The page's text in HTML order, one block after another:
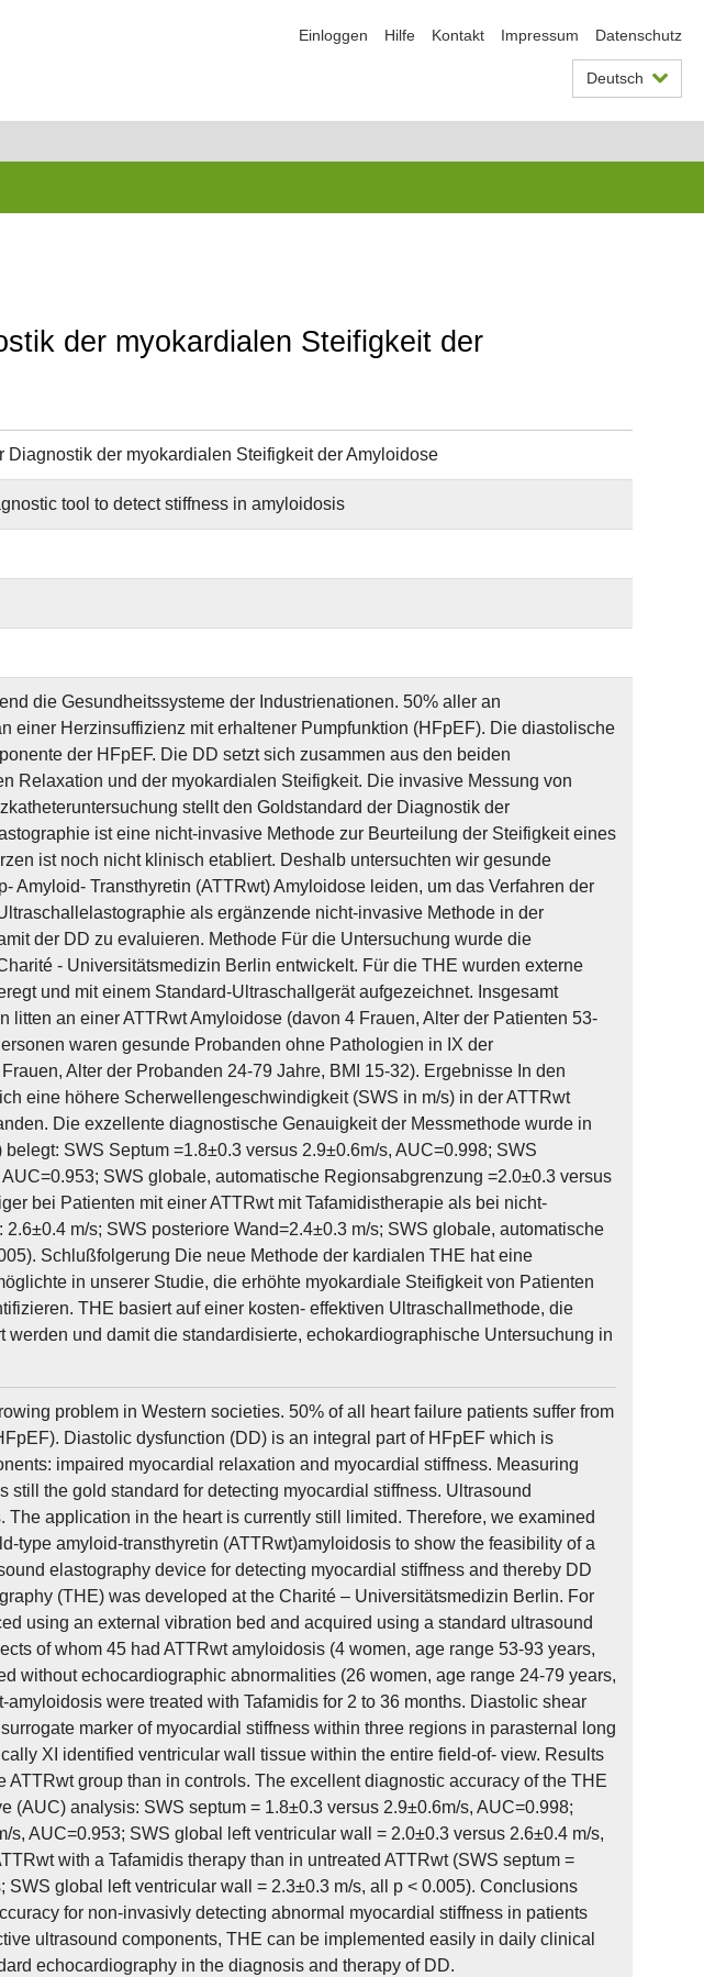
Einloggen Hilfe Kontakt Impressum Datenschutz
Deutsch
der myokardialen Steifigkeit der
der myokardialen Steifigkeit der Amyloidose
tool to detect stiffness in amyloidosis
die Gesundheitssysteme der Industrienationen. 50% aller an
einer Herzinsuffizienz mit erhaltener Pumpfunktion (HFpEF). Die diastolische
der HFpEF. Die DD setzt sich zusammen aus den beiden
Relaxation und der myokardialen Steifigkeit. Die invasive Messung von
stellt den Goldstandard der Diagnostik der
ist eine nicht-invasive Methode zur Beurteilung der Steifigkeit eines
ist noch nicht klinisch etabliert. Deshalb untersuchten wir gesunde
Amyloid- Transthyretin (ATTRwt) Amyloidose leiden, um das Verfahren der
als ergänzende nicht-invasive Methode in der
der DD zu evaluieren. Methode Für die Untersuchung wurde die
- Universitätsmedizin Berlin entwickelt. Für die THE wurden externe
und mit einem Standard-Ultraschallgerät aufgezeichnet. Insgesamt
litten an einer ATTRwt Amyloidose (davon 4 Frauen, Alter der Patienten 53-
waren gesunde Probanden ohne Pathologien in IX der
Alter der Probanden 24-79 Jahre, BMI 15-32). Ergebnisse In den
eine höhere Scherwellengeschwindigkeit (SWS in m/s) in der ATTRwt
Die exzellente diagnostische Genauigkeit der Messmethode wurde in
SWS Septum =1.8±0.3 versus 2.9±0.6m/s, AUC=0.998; SWS
SWS globale, automatische Regionsabgrenzung =2.0±0.3 versus
bei Patienten mit einer ATTRwt mit Tafamidistherapie als bei nicht-
m/s; SWS posteriore Wand=2.4±0.3 m/s; SWS globale, automatische
Schlußfolgerung Die neue Methode der kardialen THE hat eine
in unserer Studie, die erhöhte myokardiale Steifigkeit von Patienten
THE basiert auf einer kosten- effektiven Ultraschallmethode, die
und damit die standardisierte, echokardiographische Untersuchung in
problem in Western societies. 50% of all heart failure patients suffer from
Diastolic dysfunction (DD) is an integral part of HFpEF which is
impaired myocardial relaxation and myocardial stiffness. Measuring
still the gold standard for detecting myocardial stiffness. Ultrasound
application in the heart is currently still limited. Therefore, we examined
type amyloid-transthyretin (ATTRwt)amyloidosis to show the feasibility of a
elastography device for detecting myocardial stiffness and thereby DD
(THE) was developed at the Charité – Universitätsmedizin Berlin. For
using an external vibration bed and acquired using a standard ultrasound
of whom 45 had ATTRwt amyloidosis (4 women, age range 53-93 years,
without echocardiographic abnormalities (26 women, age range 24-79 years,
were treated with Tafamidis for 2 to 36 months. Diastolic shear
marker of myocardial stiffness within three regions in parasternal long
XI identified ventricular wall tissue within the entire field-of- view. Results
ATTRwt group than in controls. The excellent diagnostic accuracy of the THE
(AUC) analysis: SWS septum = 1.8±0.3 versus 2.9±0.6m/s, AUC=0.998;
s, AUC=0.953; SWS global left ventricular wall = 2.0±0.3 versus 2.6±0.4 m/s,
with a Tafamidis therapy than in untreated ATTRwt (SWS septum =
SWS global left ventricular wall = 2.3±0.3 m/s, all p < 0.005). Conclusions
for non-invasivly detecting abnormal myocardial stiffness in patients
ultrasound components, THE can be implemented easily in daily clinical
echocardiography in the diagnosis and therapy of DD.